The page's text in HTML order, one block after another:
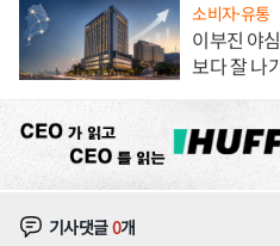
소비자·유통
이부진 야
보다 잘 나
기사댓글0개